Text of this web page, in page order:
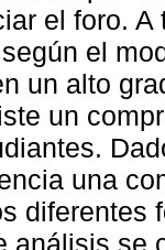
el foro.
el
un alto
un
una
diferentes
análisis se